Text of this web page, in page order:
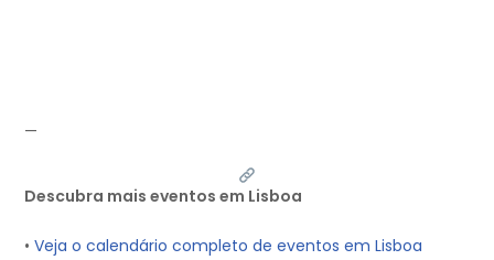
—
Descubra mais eventos em Lisboa
• Veja o calendário completo de eventos em Lisboa